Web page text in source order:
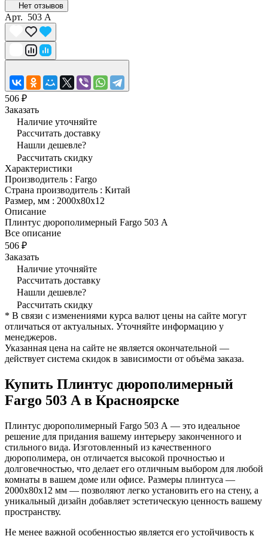
Нет отзывов
Арт. 503 А
506 ₽
Заказать
Наличие уточняйте
Рассчитать доставку
Нашли дешевле?
Рассчитать скидку
Характеристики
Производитель : Fargo
Страна производитель : Китай
Размер, мм : 2000x80x12
Описание
Плинтус дюрополимерный Fargo 503 А
Все описание
506 ₽
Заказать
Наличие уточняйте
Рассчитать доставку
Нашли дешевле?
Рассчитать скидку
* В связи с изменениями курса валют цены на сайте могут
отличаться от актуальных. Уточняйте информацию у
менеджеров.
Указанная цена на сайте не является окончательной —
действует система скидок в зависимости от объёма заказа.
Купить Плинтус дюрополимерный
Fargo 503 А в Красноярске
Плинтус дюрополимерный Fargo 503 А — это идеальное
решение для придания вашему интерьеру законченного и
стильного вида. Изготовленный из качественного
дюрополимера, он отличается высокой прочностью и
долговечностью, что делает его отличным выбором для любой
комнаты в вашем доме или офисе. Размеры плинтуса —
2000x80x12 мм — позволяют легко установить его на стену, а
уникальный дизайн добавляет эстетическую ценность вашему
пространству.
Не менее важной особенностью является его устойчивость к